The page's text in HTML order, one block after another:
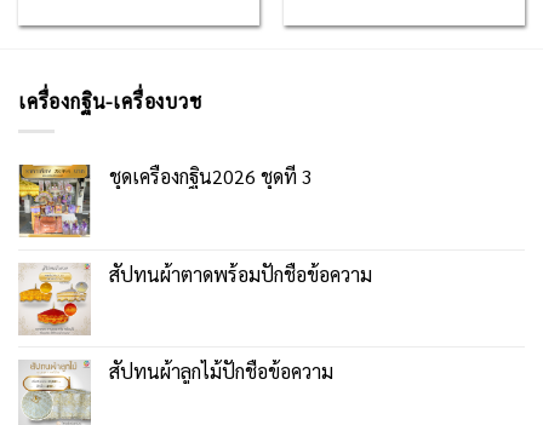
เครื่องกฐิน-เครื่องบวช
ชุดเครื่องกฐิน2026 ชุดที่ 3
สัปทนผ้าตาดพร้อมปักชื่อข้อความ
สัปทนผ้าลูกไม้ปักชื่อข้อความ